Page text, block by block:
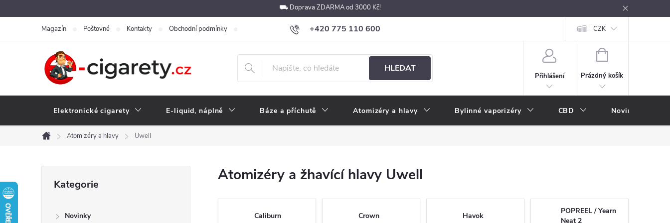
na
⛟ Doprava ZDARMA od 3000 Kč!
+420 775 110 600
obchod@e-cigarety.cz
Magazín Poštovné Kontakty Obchodní podmínky Podmínky ochrany osobních údajů Velkoobchod Vše o e-kouření Nákupní rádce
CZK
HLEDAT
Přihlášení
NÁKUPNÍ
Prázdný košík
Elektronické cigarety E-liquid, náplně Báze a příchutě Atomizéry a hlavy Bylinné vaporizéry CBD Novinky
Domů
Atomizéry a hlavy Uwell
kategorie
Kategorie
Novinky
Atomizéry a žhavící hlavy Uwell
Caliburn Crown Havok
POPREEL / Yearn
Neat 2